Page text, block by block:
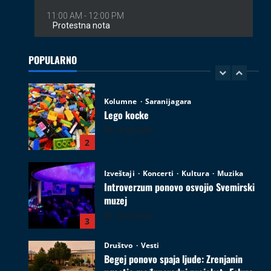
POPULARNO
Kolumne
Lego kocke
3
Introverzum ponovo osvojio Svemirski
muzej
4
Begej ponovo spaja ljude: Zrenjanin
ugostio međunarodni projekat „Ecluze
pe Bega“
Film Kultura
Zrenjanin